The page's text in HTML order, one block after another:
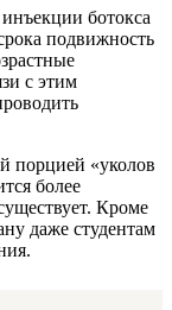
ботокса
подвижность
с этим
порцией «уколов
более
Кроме
даже студентам